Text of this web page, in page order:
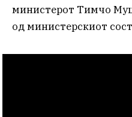
министерот Тимчо
од министерскиот